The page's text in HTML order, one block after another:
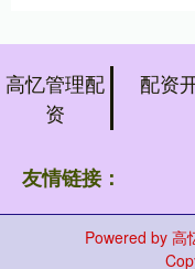
高忆管理配
资
配资
友情链接：
Powered by 高